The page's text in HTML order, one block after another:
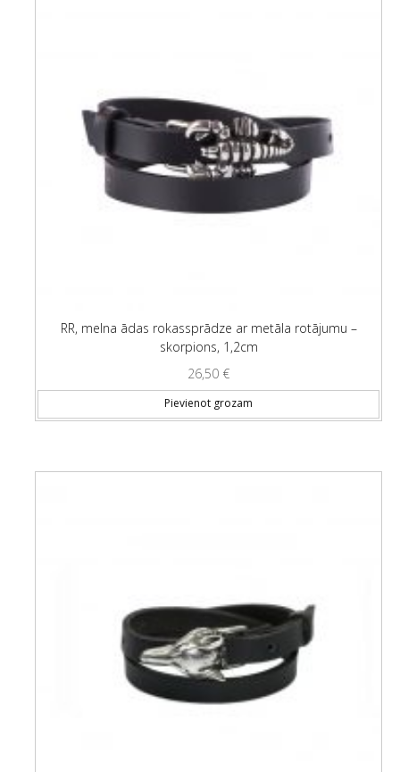
RR, melna ādas rokassprādze ar metāla rotājumu –
skorpions, 1,2cm
26,50 €
Pievienot grozam